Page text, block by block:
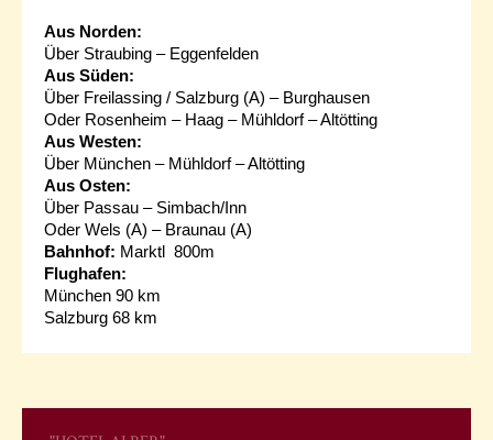
Aus Norden:
Über Straubing – Eggenfelden
Aus Süden:
Über Freilassing / Salzburg (A) – Burghausen
Oder Rosenheim – Haag – Mühldorf – Altötting
Aus Westen:
Über München – Mühldorf – Altötting
Aus Osten:
Über Passau – Simbach/Inn
Oder Wels (A) – Braunau (A)
Bahnhof: Marktl 800m
Flughafen:
München 90 km
Salzburg 68 km